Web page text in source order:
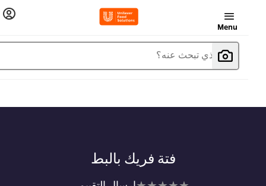
Menu
ما الذي تبحث عنه؟
فتة فريك بالبط